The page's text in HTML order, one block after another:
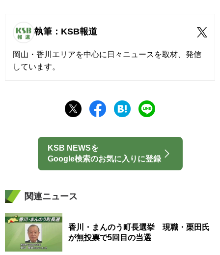
執筆：KSB報道
岡山・香川エリアを中心に日々ニュースを取材、発信
しています。
KSB NEWSを
Google検索のお気に入りに登録
関連ニュース
香川・まんのう町長選挙 現職・栗田氏
が無投票で5回目の当選